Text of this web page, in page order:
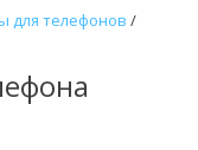
для телефонов /